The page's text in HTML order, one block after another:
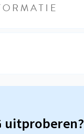
uitproberen?